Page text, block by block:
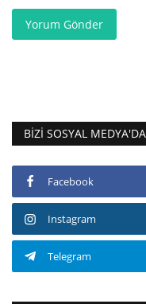
Yorum Gönder
BIZI SOSYAL
Facebook
Instagram
Telegram